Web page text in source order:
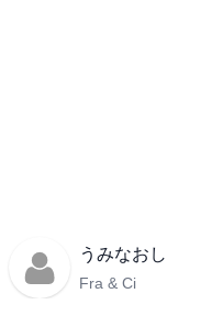
うみなおし
Fra & Ci